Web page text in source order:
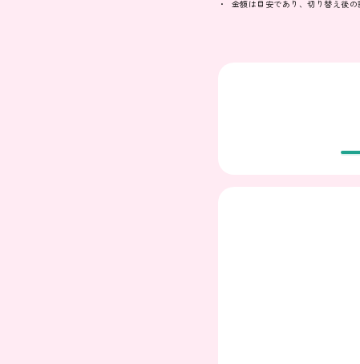
金額は目安であり、切り替え後